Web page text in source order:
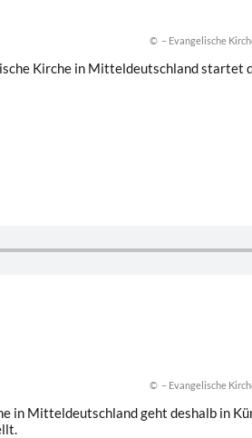
© – Evangelische
Kirche in Mitteldeutschland startet
© – Evangelische
in Mitteldeutschland geht deshalb in